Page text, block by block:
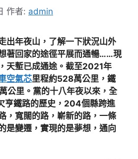
作者: admin
出年夜山，了解一下狀況山外
著回家的途徑平展而通暢……現
天塹已成通途。截至2021年
空氣芯里程約528萬公里，鐵
公里。黨的十八年夜以來，全
亨鐵路的歷史，204個縣跨進
，寬闊的路，嶄新的路，一條
是變遷，實現的是夢想，通向